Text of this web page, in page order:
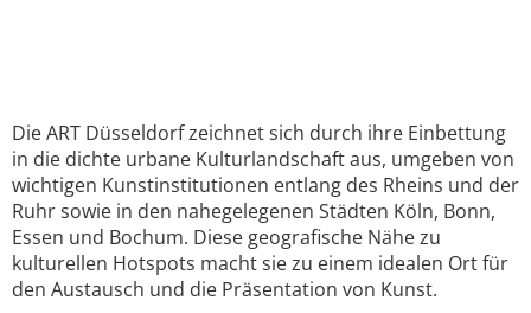
Die ART Düsseldorf zeichnet sich durch ihre Einbettung
in die dichte urbane Kulturlandschaft aus, umgeben von
wichtigen Kunstinstitutionen entlang des Rheins und der
Ruhr sowie in den nahegelegenen Städten Köln, Bonn,
Essen und Bochum. Diese geografische Nähe zu
kulturellen Hotspots macht sie zu einem idealen Ort für
den Austausch und die Präsentation von Kunst.